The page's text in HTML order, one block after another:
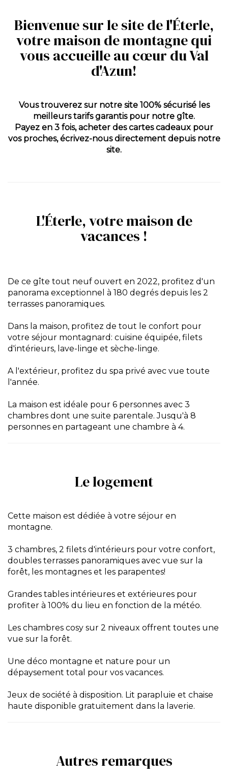
Bienvenue sur le site de l'Éterle,
votre maison de montagne qui
vous accueille au cœur du Val
d'Azun!
Vous trouverez sur notre site 100% sécurisé les
meilleurs tarifs garantis pour notre gîte.
Payez en 3 fois, acheter des cartes cadeaux pour
vos proches, écrivez-nous directement depuis notre
site.
L'Éterle, votre maison de
vacances !
De ce gîte tout neuf ouvert en 2022, profitez d'un
panorama exceptionnel à 180 degrés depuis les 2
terrasses panoramiques.
Dans la maison, profitez de tout le confort pour
votre séjour montagnard: cuisine équipée, filets
d'intérieurs, lave-linge et sèche-linge.
A l'extérieur, profitez du spa privé avec vue toute
l'année.
La maison est idéale pour 6 personnes avec 3
chambres dont une suite parentale. Jusqu'à 8
personnes en partageant une chambre à 4.
Le logement
Cette maison est dédiée à votre séjour en
montagne.
3 chambres, 2 filets d'intérieurs pour votre confort,
doubles terrasses panoramiques avec vue sur la
forêt, les montagnes et les parapentes!
Grandes tables intérieures et extérieures pour
profiter à 100% du lieu en fonction de la météo.
Les chambres cosy sur 2 niveaux offrent toutes une
vue sur la forêt.
Une déco montagne et nature pour un
dépaysement total pour vos vacances.
Jeux de société à disposition. Lit parapluie et chaise
haute disponible gratuitement dans la laverie.
Autres remarques